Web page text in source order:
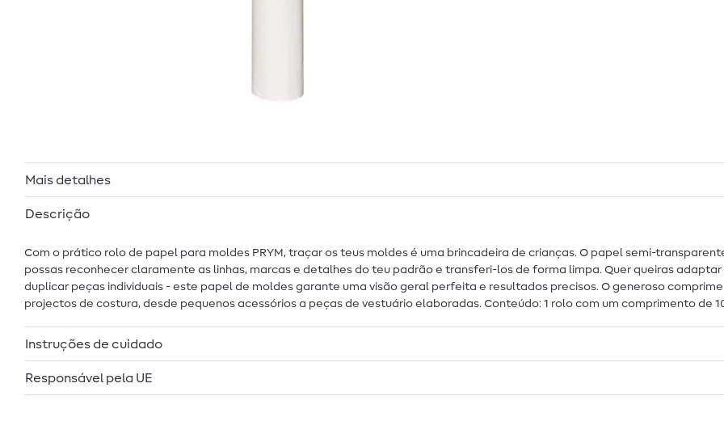
Mais detalhes
Descrição
Com o prático rolo de papel para moldes PRYM, traçar os teus moldes é uma brincadeira de crianças. O papel semi-
possas reconhecer claramente as linhas, marcas e detalhes do teu padrão e transferi-los de forma limpa. Quer queiras
duplicar peças individuais - este papel de moldes garante uma visão geral perfeita e resultados precisos. O generoso
projectos de costura, desde pequenos acessórios a peças de vestuário elaboradas. Conteúdo: 1 rolo com um comprimento de
Instruções de cuidado
Responsável pela UE